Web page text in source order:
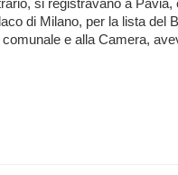
si registravano a Pavia,
di Milano, per la lista del
e alla Camera,